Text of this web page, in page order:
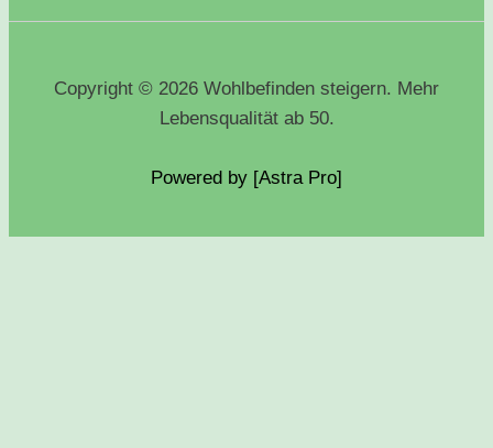
Copyright © 2026 Wohlbefinden steigern. Mehr
Lebensqualität ab 50.
Powered by [Astra Pro]